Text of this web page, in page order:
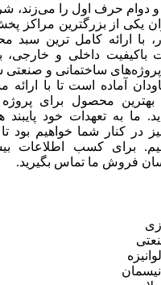
و دوام حرف اول را می‌زند،
یکی از بزرگترین مراکز
با ارائه کامل ترین
باکیفیت داخلی و خارجی،
پروژه‌های ساختمانی و
آماده است تا با ارائه
بهترین محصول برای
ما به تعهدات خود
در کنار شما خواهیم بود
برای کسب اطلاعات
فروش ما تماس بگیرید.